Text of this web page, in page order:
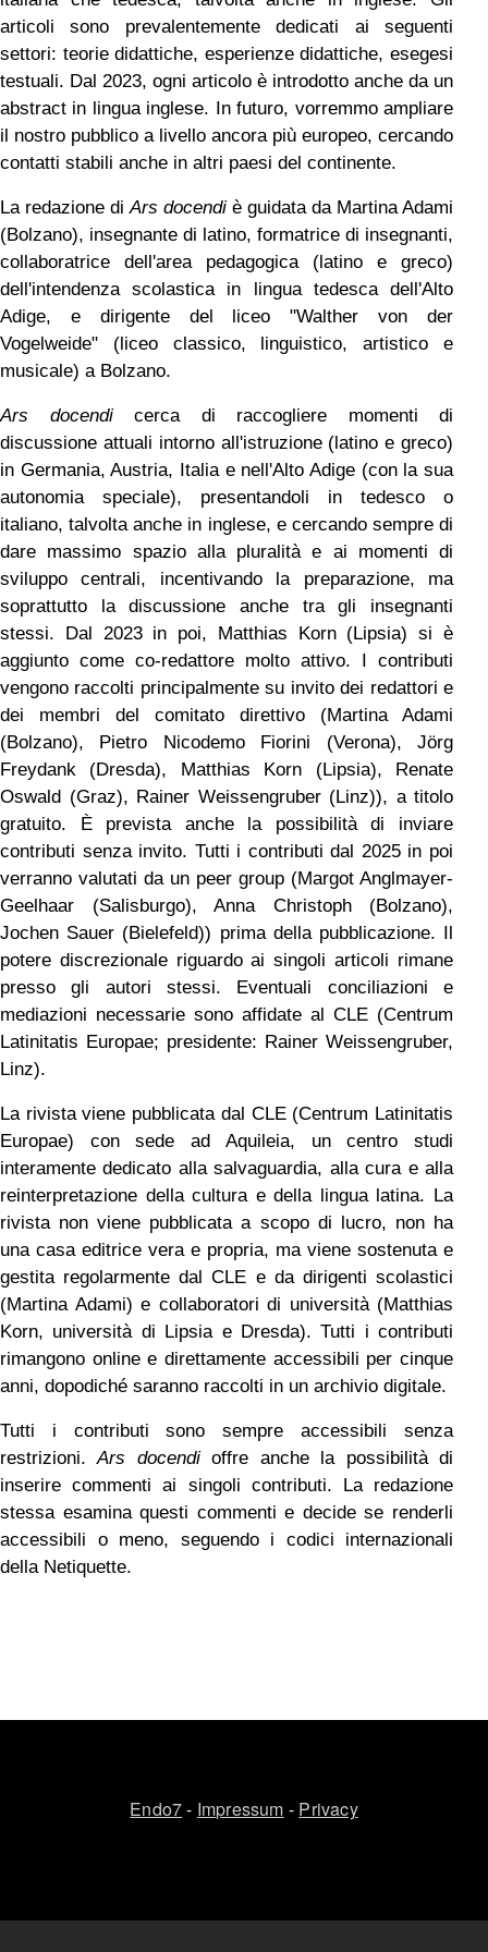
articoli sono prevalentemente dedicati ai seguenti
settori: teorie didattiche, esperienze didattiche, esegesi
testuali. Dal 2023, ogni articolo è introdotto anche da un
abstract in lingua inglese. In futuro, vorremmo ampliare
il nostro pubblico a livello ancora più europeo, cercando
contatti stabili anche in altri paesi del continente.
La redazione diArs docendi è guidata da Martina Adami
(Bolzano), insegnante di latino, formatrice di insegnanti,
collaboratrice dell'area pedagogica (latino e greco)
dell'intendenza scolastica in lingua tedesca dell'Alto
Adige, e dirigente del liceo "Walther von der
Vogelweide" (liceo classico, linguistico, artistico e
musicale) a Bolzano.
Ars docendicerca di raccogliere momenti di
discussione attuali intorno all'istruzione (latino e greco)
in Germania, Austria, Italia e nell'Alto Adige (con la sua
autonomia speciale), presentandoli in tedesco o
italiano, talvolta anche in inglese, e cercando sempre di
dare massimo spazio alla pluralità e ai momenti di
sviluppo centrali, incentivando la preparazione, ma
soprattutto la discussione anche tra gli insegnanti
stessi. Dal 2023 in poi, Matthias Korn (Lipsia) si è
aggiunto come co-redattore molto attivo. I contributi
vengono raccolti principalmente su invito dei redattori e
dei membri del comitato direttivo (Martina Adami
(Bolzano), Pietro Nicodemo Fiorini (Verona), Jörg
Freydank (Dresda), Matthias Korn (Lipsia), Renate
Oswald (Graz), Rainer Weissengruber (Linz)), a titolo
gratuito. È prevista anche la possibilità di inviare
contributi senza invito. Tutti i contributi dal 2025 in poi
verranno valutati da un peer group (Margot Anglmayer-
Geelhaar (Salisburgo), Anna Christoph (Bolzano),
Jochen Sauer (Bielefeld)) prima della pubblicazione. Il
potere discrezionale riguardo ai singoli articoli rimane
presso gli autori stessi. Eventuali conciliazioni e
mediazioni necessarie sono affidate al CLE (Centrum
Latinitatis Europae; presidente: Rainer Weissengruber,
Linz).
La rivista viene pubblicata dal CLE (Centrum Latinitatis
Europae) con sede ad Aquileia, un centro studi
interamente dedicato alla salvaguardia, alla cura e alla
reinterpretazione della cultura e della lingua latina. La
rivista non viene pubblicata a scopo di lucro, non ha
una casa editrice vera e propria, ma viene sostenuta e
gestita regolarmente dal CLE e da dirigenti scolastici
(Martina Adami) e collaboratori di università (Matthias
Korn, università di Lipsia e Dresda). Tutti i contributi
rimangono online e direttamente accessibili per cinque
anni, dopodiché saranno raccolti in un archivio digitale.
Tutti i contributi sono sempre accessibili senza
restrizioni.Ars docendioffre anche la possibilità di
inserire commenti ai singoli contributi. La redazione
stessa esamina questi commenti e decide se renderli
accessibili o meno, seguendo i codici internazionali
della Netiquette.
Endo7- Impressum - Privacy